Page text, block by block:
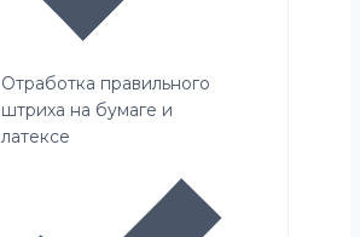
Отработка правильного
штриха на бумаге и
латексе